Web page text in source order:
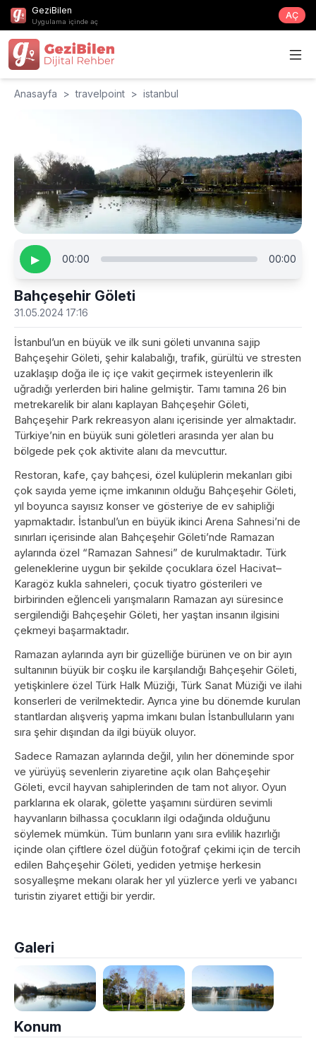
GeziBilen
Uygulama içinde aç
AÇ
Anasayfa > travelpoint > istanbul
▶ 00:00 00:00
Bahçeşehir Göleti
31.05.2024 17:16
İstanbul’un en büyük ve ilk suni göleti unvanına sajip
Bahçeşehir Göleti, şehir kalabalığı, trafik, gürültü ve stresten
uzaklaşıp doğa ile iç içe vakit geçirmek isteyenlerin ilk
uğradığı yerlerden biri haline gelmiştir. Tamı tamına 26 bin
metrekarelik bir alanı kaplayan Bahçeşehir Göleti,
Bahçeşehir Park rekreasyon alanı içerisinde yer almaktadır.
Türkiye’nin en büyük suni göletleri arasında yer alan bu
bölgede pek çok aktivite alanı da mevcuttur.
Restoran, kafe, çay bahçesi, özel kulüplerin mekanları gibi
çok sayıda yeme içme imkanının olduğu Bahçeşehir Göleti,
yıl boyunca sayısız konser ve gösteriye de ev sahipliği
yapmaktadır. İstanbul’un en büyük ikinci Arena Sahnesi’ni de
sınırları içerisinde alan Bahçeşehir Göleti’nde Ramazan
aylarında özel “Ramazan Sahnesi” de kurulmaktadır. Türk
geleneklerine uygun bir şekilde çocuklara özel Hacivat–
Karagöz kukla sahneleri, çocuk tiyatro gösterileri ve
birbirinden eğlenceli yarışmaların Ramazan ayı süresince
sergilendiği Bahçeşehir Göleti, her yaştan insanın ilgisini
çekmeyi başarmaktadır.
Ramazan aylarında ayrı bir güzelliğe bürünen ve on bir ayın
sultanının büyük bir coşku ile karşılandığı Bahçeşehir Göleti,
yetişkinlere özel Türk Halk Müziği, Türk Sanat Müziği ve ilahi
konserleri de verilmektedir. Ayrıca yine bu dönemde kurulan
stantlardan alışveriş yapma imkanı bulan İstanbulluların yanı
sıra şehir dışından da ilgi büyük oluyor.
Sadece Ramazan aylarında değil, yılın her döneminde spor
ve yürüyüş sevenlerin ziyaretine açık olan Bahçeşehir
Göleti, evcil hayvan sahiplerinden de tam not alıyor. Oyun
parklarına ek olarak, gölette yaşamını sürdüren sevimli
hayvanların bilhassa çocukların ilgi odağında olduğunu
söylemek mümkün. Tüm bunların yanı sıra evlilik hazırlığı
içinde olan çiftlere özel düğün fotoğraf çekimi için de tercih
edilen Bahçeşehir Göleti, yediden yetmişe herkesin
sosyalleşme mekanı olarak her yıl yüzlerce yerli ve yabancı
turistin ziyaret ettiği bir yerdir.
Galeri
Konum